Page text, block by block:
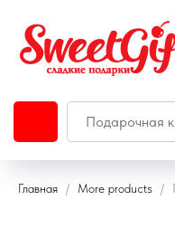
Главная More products